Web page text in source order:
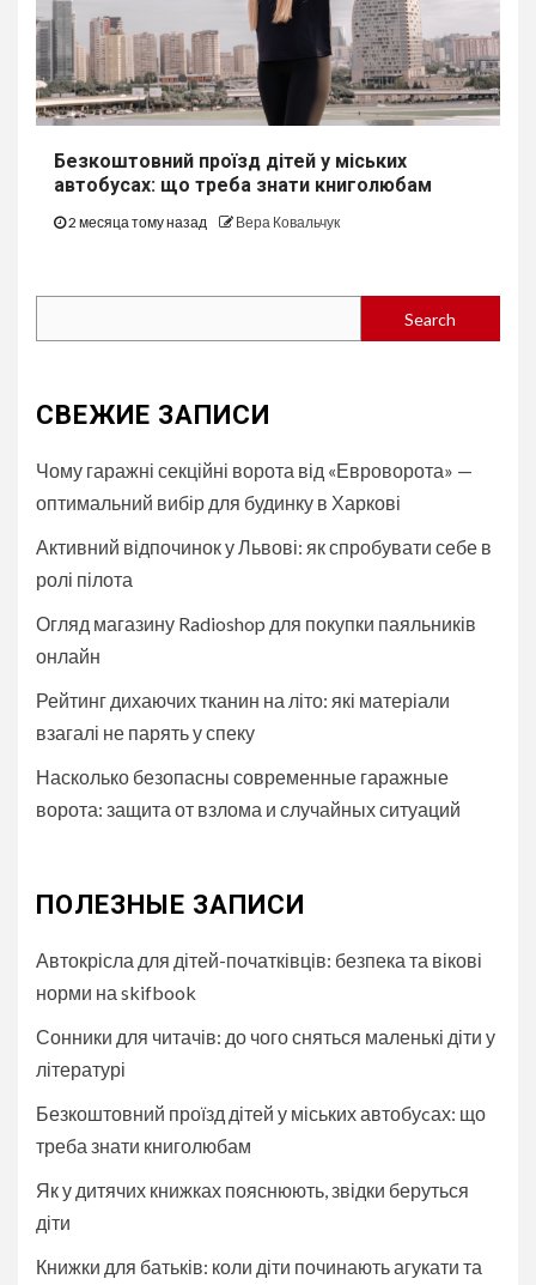
Безкоштовний проїзд дітей у міських
автобуcах: що треба знати книголюбам
2 месяца тому назад Вера Ковальчук
Search
СВЕЖИЕ ЗАПИСИ
Чому гаражні секційні ворота від «Евроворота» —
оптимальний вибір для будинку в Харкові
Активний відпочинок у Львові: як спробувати себе в
ролі пілота
Огляд магазину Radioshop для покупки паяльників
онлайн
Рейтинг дихаючих тканин на літо: які матеріали
взагалі не парять у спеку
Насколько безопасны современные гаражные
ворота: защита от взлома и случайных ситуаций
ПОЛЕЗНЫЕ ЗАПИСИ
Автокрісла для дітей-початківців: безпека та вікові
норми на skifbook
Сонники для читачів: до чого сняться маленькі діти у
літературі
Безкоштовний проїзд дітей у міських автобуcах: що
треба знати книголюбам
Як у дитячих книжках пояснюють, звідки беруться
діти
Книжки для батьків: коли діти починають агукати та